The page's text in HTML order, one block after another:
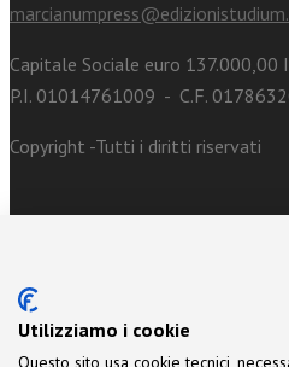
Capitale Sociale euro 137.000,00
P.I. 01014761009 - C.F.
Copyright -Tutti i diritti riservati
Utilizziamo i cookie
Questo sito usa cookie tecnici,